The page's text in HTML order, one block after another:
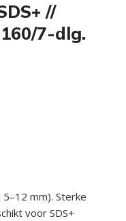
//
7-dlg.
mm). Sterke
voor SDS+